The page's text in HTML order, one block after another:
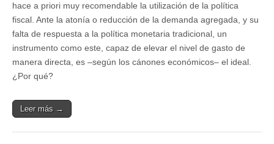
hace a priori muy recomendable la utilización de la política
fiscal. Ante la atonía o reducción de la demanda agregada, y su
falta de respuesta a la política monetaria tradicional, un
instrumento como este, capaz de elevar el nivel de gasto de
manera directa, es –según los cánones económicos– el ideal.
¿Por qué?
Leer más →